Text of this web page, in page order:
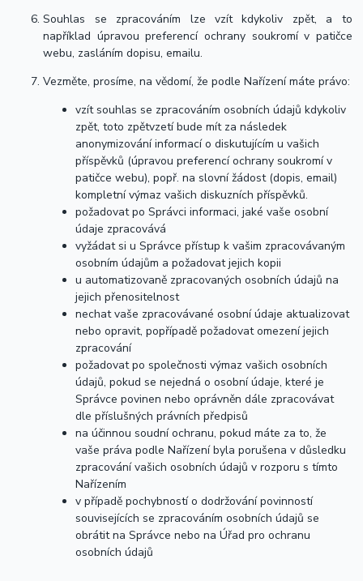
Souhlas se zpracováním lze vzít kdykoliv zpět, a to
například úpravou preferencí ochrany soukromí v patičce
webu, zasláním dopisu, emailu.
Vezměte, prosíme, na vědomí, že podle Nařízení máte právo:
vzít souhlas se zpracováním osobních údajů kdykoliv
zpět, toto zpětvzetí bude mít za následek
anonymizování informací o diskutujícím u vašich
příspěvků (úpravou preferencí ochrany soukromí v
patičce webu), popř. na slovní žádost (dopis, email)
kompletní výmaz vašich diskuzních příspěvků.
požadovat po Správci informaci, jaké vaše osobní
údaje zpracovává
vyžádat si u Správce přístup k vašim zpracovávaným
osobním údajům a požadovat jejich kopii
u automatizovaně zpracovaných osobních údajů na
jejich přenositelnost
nechat vaše zpracovávané osobní údaje aktualizovat
nebo opravit, popřípadě požadovat omezení jejich
zpracování
požadovat po společnosti výmaz vašich osobních
údajů, pokud se nejedná o osobní údaje, které je
Správce povinen nebo oprávněn dále zpracovávat
dle příslušných právních předpisů
na účinnou soudní ochranu, pokud máte za to, že
vaše práva podle Nařízení byla porušena v důsledku
zpracování vašich osobních údajů v rozporu s tímto
Nařízením
v případě pochybností o dodržování povinností
souvisejících se zpracováním osobních údajů se
obrátit na Správce nebo na Úřad pro ochranu
osobních údajů